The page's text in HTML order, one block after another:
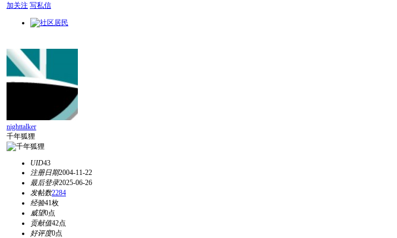
加关注 写私信
nighttalker
千年狐狸
UID43
注册日期2004-11-22
最后登录2025-06-26
发帖数2284
经验41枚
威望0点
贡献值42点
好评度0点